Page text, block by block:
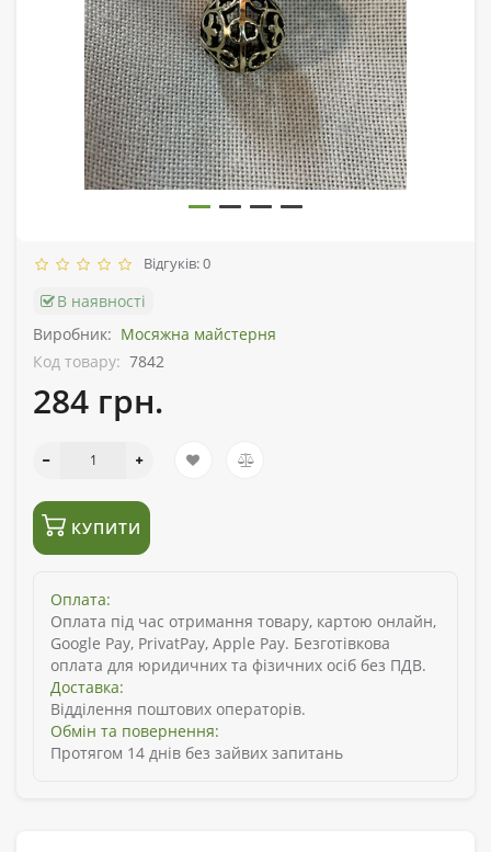
Відгуків: 0
В наявності
Виробник: Мосяжна майстерня
Код товару: 7842
284 грн.
КУПИТИ
Оплата:
Оплата під час отримання товару, картою онлайн,
Google Pay, PrivatPay, Apple Pay. Безготівкова
оплата для юридичних та фізичних осіб без ПДВ.
Доставка:
Відділення поштових операторів.
Обмін та повернення:
Протягом 14 днів без зайвих запитань